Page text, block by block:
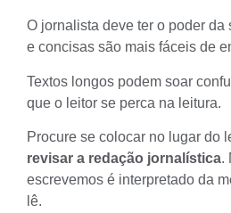
O jornalista deve ter o poder da
e concisas são mais fáceis de
Textos longos podem soar
que o leitor se perca na leitura.
Procure se colocar no lugar do
revisar a redação jornalística.
escrevemos é interpretado da
lê.